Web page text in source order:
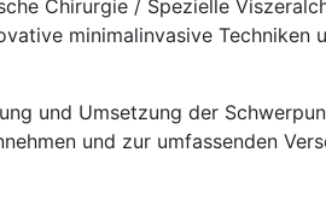
Chirurgie / Spezielle
minimalinvasive
und Umsetzung der
und zur umfassenden